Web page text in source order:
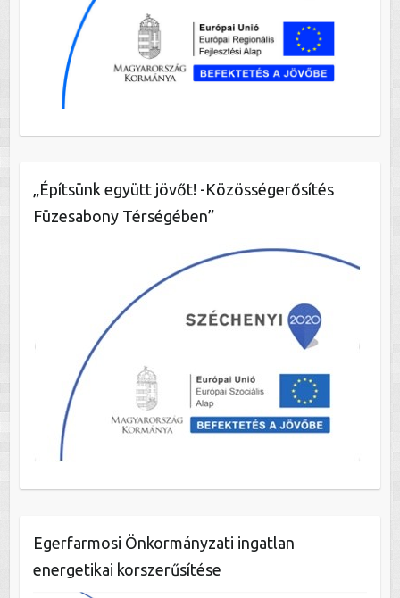
„Építsünk együtt jövőt! -Közösségerősítés
Füzesabony Térségében”
Egerfarmosi Önkormányzati ingatlan
energetikai korszerűsítése